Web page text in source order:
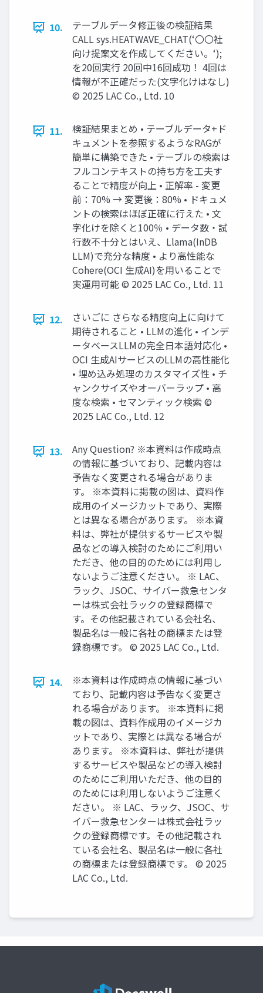
10.
テーブルデータ修正後の検証結果
CALL sys.HEATWAVE_CHAT(‘〇〇社
向け提案文を作成してください。‘);
を20回実行 20回中16回成功！ 4回は
情報が不正確だった(文字化けはなし)
© 2025 LAC Co., Ltd. 10
11.
検証結果まとめ • テーブルデータ+ド
キュメントを参照するようなRAGが
簡単に構築できた • テーブルの検索は
フルコンテキストの持ち方を工夫す
ることで精度が向上 • 正解率 - 変更
前：70% → 変更後：80% • ドキュメ
ントの検索はほぼ正確に行えた • 文
字化けを除くと100％ • データ数・試
行数不十分とはいえ、Llama(InDB
LLM)で充分な精度 • より高性能な
Cohere(OCI 生成AI)を用いることで
実運用可能 © 2025 LAC Co., Ltd. 11
12.
さいごに さらなる精度向上に向けて
期待されること • LLMの進化 • インデ
ータベースLLMの完全日本語対応化 •
OCI 生成AIサービスのLLMの高性能化
• 埋め込み処理のカスタマイズ性 • チ
ャンクサイズやオーバーラップ • 高
度な検索 • セマンティック検索 ©
2025 LAC Co., Ltd. 12
13.
Any Question? ※本資料は作成時点
の情報に基づいており、記載内容は
予告なく変更される場合がありま
す。 ※本資料に掲載の図は、資料作
成用のイメージカットであり、実際
とは異なる場合があります。 ※本資
料は、弊社が提供するサービスや製
品などの導入検討のためにご利用い
ただき、他の目的のためには利用し
ないようご注意ください。 ※ LAC、
ラック、JSOC、サイバー救急センタ
ーは株式会社ラックの登録商標で
す。その他記載されている会社名、
製品名は一般に各社の商標または登
録商標です。 © 2025 LAC Co., Ltd.
14.
※本資料は作成時点の情報に基づい
ており、記載内容は予告なく変更さ
れる場合があります。 ※本資料に掲
載の図は、資料作成用のイメージカ
ットであり、実際とは異なる場合が
あります。 ※本資料は、弊社が提供
するサービスや製品などの導入検討
のためにご利用いただき、他の目的
のためには利用しないようご注意く
ださい。 ※ LAC、ラック、JSOC、サ
イバー救急センターは株式会社ラッ
クの登録商標です。その他記載され
ている会社名、製品名は一般に各社
の商標または登録商標です。 © 2025
LAC Co., Ltd.